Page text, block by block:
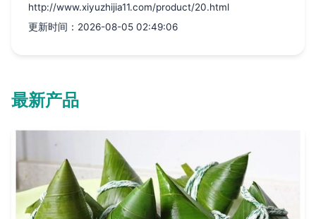
http://www.xiyuzhijia11.com/product/20.html
更新时间：2026-08-05 02:49:06
最新产品